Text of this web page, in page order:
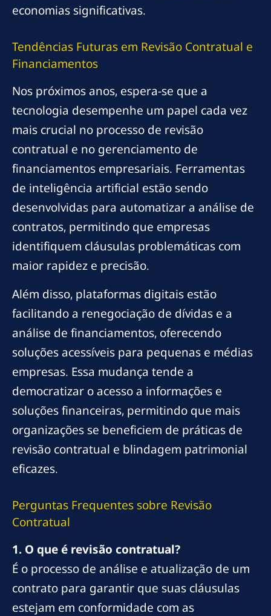
economias significativas.
Tendências Futuras em Revisão Contratual e
Financiamentos
Nos próximos anos, espera-se que a
tecnologia desempenhe um papel cada vez
mais crucial no processo de revisão
contratual e no gerenciamento de
financiamentos empresariais. Ferramentas
de inteligência artificial estão sendo
desenvolvidas para automatizar a análise de
contratos, permitindo que empresas
identifiquem cláusulas problemáticas com
maior rapidez e precisão.
Além disso, plataformas digitais estão
facilitando a renegociação de dívidas e a
análise de financiamentos, oferecendo
soluções acessíveis para pequenas e médias
empresas. Essa mudança tende a
democratizar o acesso a informações e
soluções financeiras, permitindo que mais
organizações se beneficiem de práticas de
revisão contratual e blindagem patrimonial
eficazes.
Perguntas Frequentes sobre Revisão
Contratual
1. O que é revisão contratual?
É o processo de análise e atualização de um
contrato para garantir que suas cláusulas
estejam em conformidade com as